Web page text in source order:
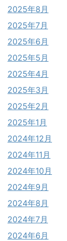
2025年8月
2025年7月
2025年6月
2025年5月
2025年4月
2025年3月
2025年2月
2025年1月
2024年12月
2024年11月
2024年10月
2024年9月
2024年8月
2024年7月
2024年6月